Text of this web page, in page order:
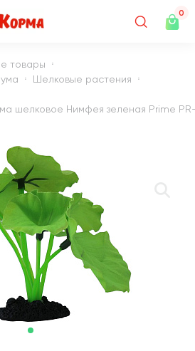
0
товары
Шелковые растения
шелковое Нимфея зеленая Prime